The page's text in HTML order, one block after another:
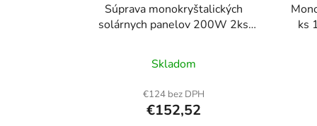
Súprava monokryštalických
solárnych panelov 200W 2ks
nabíjania
Skladom
€124 bez DPH
€152,52
ks